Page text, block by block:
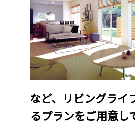
など、リビングライ
るプランをご用意し